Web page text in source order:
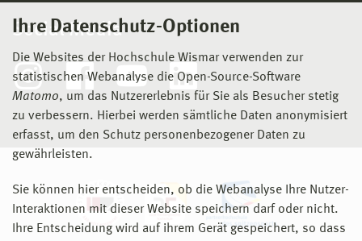
Ihre Datenschutz-Optionen
Die Websites der Hochschule Wismar verwenden zur
statistischen Webanalyse die Open-Source-Software
Matomo, um das Nutzererlebnis für Sie als Besucher stetig
zu verbessern. Hierbei werden sämtliche Daten anonymisiert
erfasst, um den Schutz personenbezogener Daten zu
gewährleisten.
Sie können hier entscheiden, ob die Webanalyse Ihre Nutzer-
Interaktionen mit dieser Website speichern darf oder nicht.
Ihre Entscheidung wird auf ihrem Gerät gespeichert, so dass
Social Media